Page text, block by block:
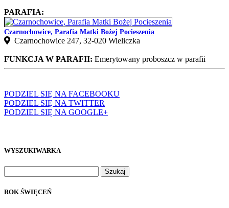
PARAFIA:
Czarnochowice, Parafia Matki Bożej Pocieszenia
Czarnochowice 247, 32‑020 Wieliczka
FUNKCJA W PARAFII: Emerytowany proboszcz w parafii
PODZIEL SIĘ NA FACEBOOKU
PODZIEL SIĘ NA TWITTER
PODZIEL SIĘ NA GOOGLE+
WYSZUKIWARKA
ROK ŚWIĘCEŃ